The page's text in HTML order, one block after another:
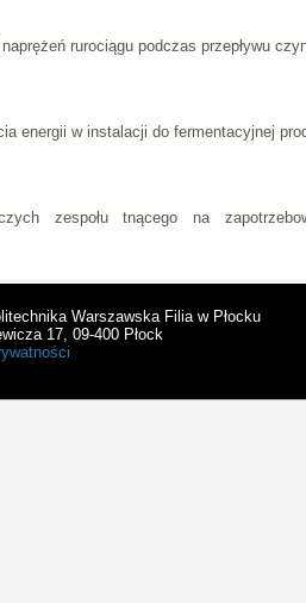
rurociągu podczas przepływu
energii w instalacji do fermentacyjnej
zespołu tnącego na
Warszawska Filia w Płocku
17, 09-400 Płock